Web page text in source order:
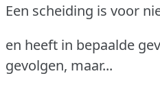
Een scheiding is voor
en heeft in bepaalde
gevolgen, maar...